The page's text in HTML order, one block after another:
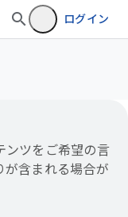
ログイン
ンツをご希望の言
が含まれる場合が